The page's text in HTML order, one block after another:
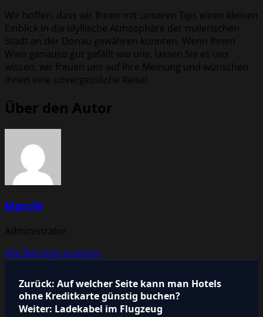
Wir hoffen, dass wir Ihnen mit unseren Tips einen kleinen
Einblick in die idyllische Atmosphäre der malerischen
Stadt an der Donau gewähren konnten. Wenn Ihnen
Wien genauso gut gefällt wie uns, lassen Sie es uns
wissen, wir freuen uns auf Ihre Meinung und wünschen
Ihnen eine unvergessliche Reise!
Über den Autor
MarcW
Administrator
Alle Beiträge anzeigen
Beitragsnavigation
Zurück: Auf welcher Seite kann man Hotels
ohne Kreditkarte günstig buchen?
Weiter: Ladekabel im Flugzeug